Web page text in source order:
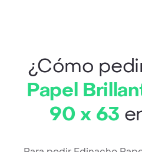
¿Cómo
Papel
90 x 63